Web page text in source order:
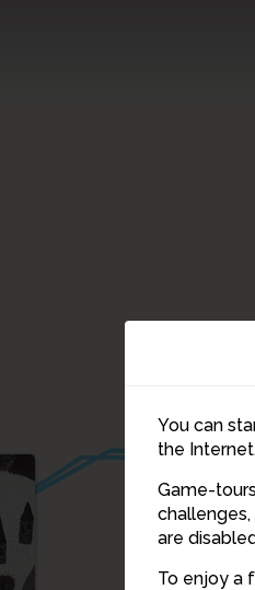
You can
the
Game-
are
To enjoy a